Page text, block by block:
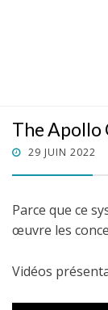
The Apollo
POSTED
29 JUIN 2022
Parce que ce
œuvre les
Vidéos